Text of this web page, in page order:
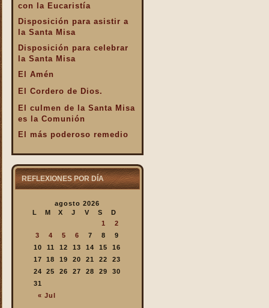
con la Eucaristía
Disposición para asistir a
la Santa Misa
Disposición para celebrar
la Santa Misa
El Amén
El Cordero de Dios.
El culmen de la Santa Misa
es la Comunión
El más poderoso remedio
El Pan de la Palabra y el
El Pan nuestro de cada día.
El valor infinto de la Santa
En la Santa Misa Dios nos
da todo
En la Santa Misa la Iglesia
se ofrece a sí misma
En la Santa Misa recibimos
REFLEXIONES POR DÍA
agosto 2026
L
M X J V S D
« Jul
1
2
3
4 5 6 7 8
9
10
11 12 13 14 15
16
17
18 19 20 21 22
23
24
25 26 27 28 29
30
31